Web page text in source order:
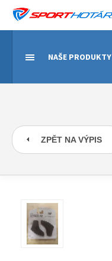
NAŠE PRODUKTY
ZPĚT NA VÝPIS